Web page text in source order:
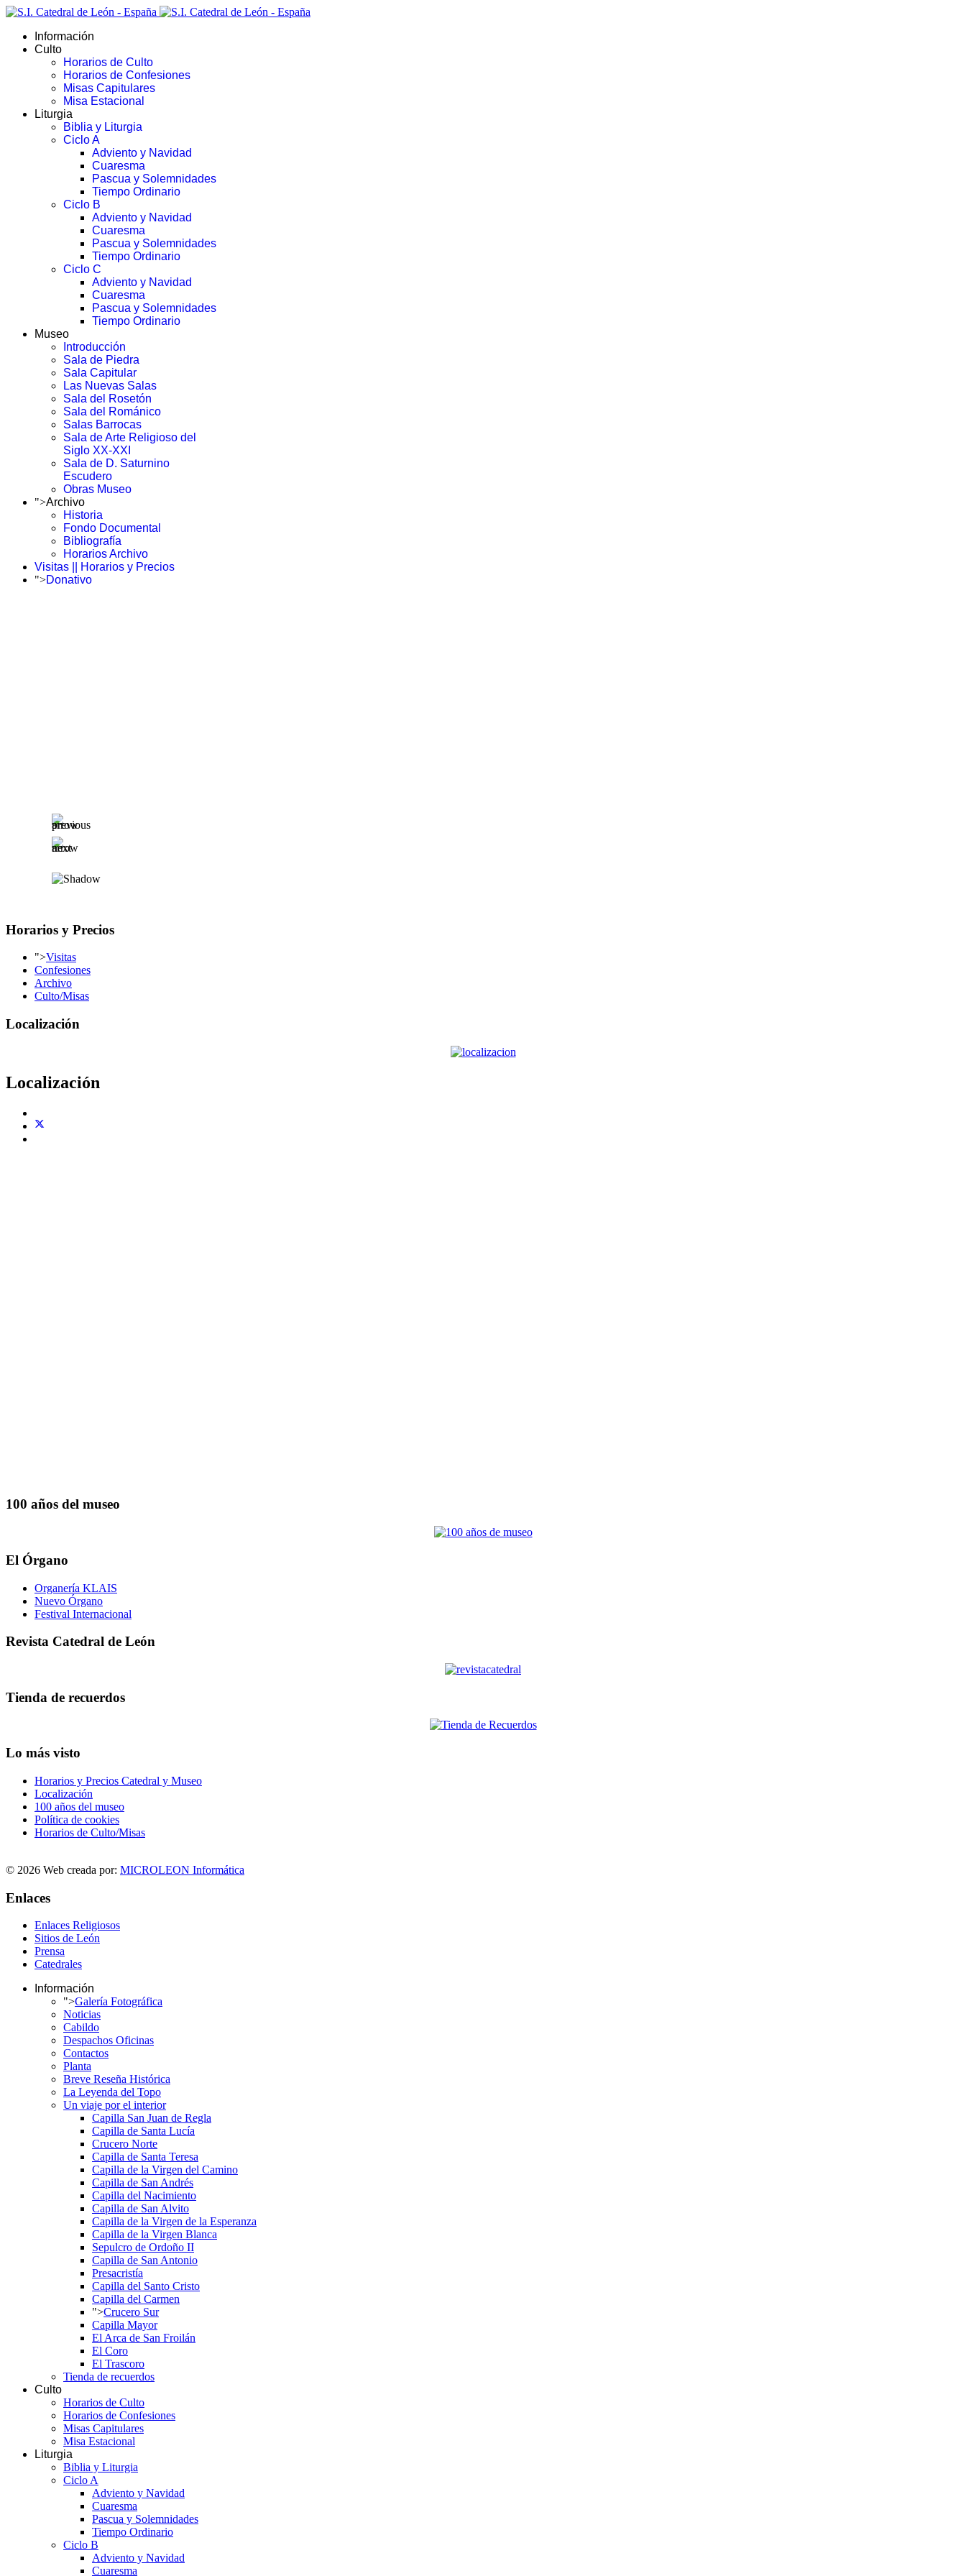
Información
Culto
Horarios de Culto
Horarios de Confesiones
Misas Capitulares
Misa Estacional
Liturgia
Biblia y Liturgia
Ciclo A
Adviento y Navidad
Cuaresma
Pascua y Solemnidades
Tiempo Ordinario
Ciclo B
Adviento y Navidad
Cuaresma
Pascua y Solemnidades
Tiempo Ordinario
Ciclo C
Adviento y Navidad
Cuaresma
Pascua y Solemnidades
Tiempo Ordinario
Museo
Introducción
Sala de Piedra
Sala Capitular
Las Nuevas Salas
Sala del Rosetón
Sala del Románico
Salas Barrocas
Sala de Arte Religioso del
Siglo XX-XXI
Sala de D. Saturnino
Escudero
Obras Museo
">Archivo
Historia
Fondo Documental
Bibliografía
Horarios Archivo
Visitas || Horarios y Precios
">Donativo
Horarios y Precios
">Visitas
Confesiones
Archivo
Culto/Misas
Localización
Localización
100 años del museo
El Órgano
Organería KLAIS
Nuevo Órgano
Festival Internacional
Revista Catedral de León
Tienda de recuerdos
Lo más visto
Horarios y Precios Catedral y Museo
Localización
100 años del museo
Política de cookies
Horarios de Culto/Misas
© 2026 Web creada por: MICROLEON Informática
Enlaces
Enlaces Religiosos
Sitios de León
Prensa
Catedrales
Información
">Galería Fotográfica
Noticias
Cabildo
Despachos Oficinas
Contactos
Planta
Breve Reseña Histórica
La Leyenda del Topo
Un viaje por el interior
Capilla San Juan de Regla
Capilla de Santa Lucía
Crucero Norte
Capilla de Santa Teresa
Capilla de la Virgen del Camino
Capilla de San Andrés
Capilla del Nacimiento
Capilla de San Alvito
Capilla de la Virgen de la Esperanza
Capilla de la Virgen Blanca
Sepulcro de Ordoño II
Capilla de San Antonio
Presacristía
Capilla del Santo Cristo
Capilla del Carmen
">Crucero Sur
Capilla Mayor
El Arca de San Froilán
El Coro
El Trascoro
Tienda de recuerdos
Culto
Horarios de Culto
Horarios de Confesiones
Misas Capitulares
Misa Estacional
Liturgia
Biblia y Liturgia
Ciclo A
Adviento y Navidad
Cuaresma
Pascua y Solemnidades
Tiempo Ordinario
Ciclo B
Adviento y Navidad
Cuaresma